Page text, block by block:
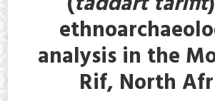
analysis in the
Rif, North